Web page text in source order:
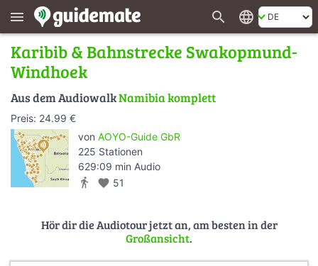
menu search language
Karibib & Bahnstrecke Swakopmund-
Windhoek
Aus dem AudiowalkNamibia komplett
Preis: 24.99 €
von AOYO-Guide GbR
225 Stationen
629:09 min Audio
directions_walk favorite 51
Hör dir die Audiotour jetzt an, am besten in der
Großansicht.